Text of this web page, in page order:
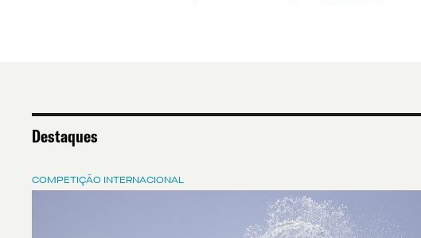
Destaques
COMPETIÇÃO INTERNACIONAL